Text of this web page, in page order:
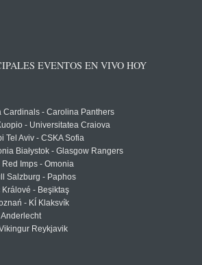
EVENTOS EN VIVO HOY
Cardinals - Carolina Panthers
- Universitatea Craiova
Tel Aviv - CSKA Sofia
Białystok - Glasgow Rangers
Red Imps - Omonia
Salzburg - Paphos
Králové - Beşiktaş
- KÍ Klaksvík
Anderlecht
Reykjavik